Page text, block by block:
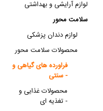
لوازم آرایشی و بهداشتی
سلامت محور
لوازم دندان پزشکی
محصولات سلامت محور
فراورده های گیاهی و
سنتی -
محصولات غذایی و
تغذیه ای -